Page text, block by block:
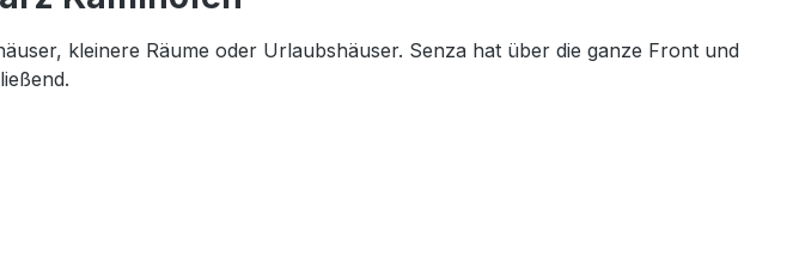
kleinere Räume oder Urlaubshäuser. Senza hat über die ganze Front und